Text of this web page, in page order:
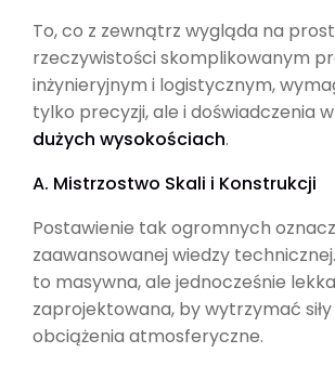
To, co z zewnątrz wygląda na
rzeczywistości skomplikowanym
inżynieryjnym i logistycznym,
tylko precyzji, ale i doświadczenia
dużych wysokościach.
A. Mistrzostwo Skali i Konstrukcji
Postawienie tak ogromnych
zaawansowanej wiedzy
to masywna, ale jednocześnie
zaprojektowana, by wytrzymać
obciążenia atmosferyczne.